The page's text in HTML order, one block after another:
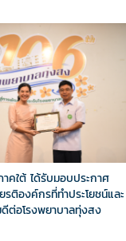
าคใต้ ได้รับมอบประกาศ
ติองค์กรที่ทำประโยชน์และ
ต่อโรงพยาบาลทุ่งสง